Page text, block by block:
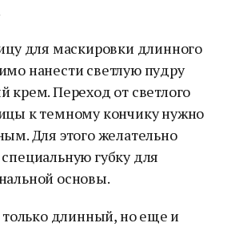
для маскировки длинного
нанести светлую пудру
крем. Переход от светлого
к темному кончику нужно
Для этого желательно
губку для
основы.
только длинный, но еще и